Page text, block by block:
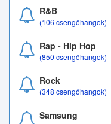
R&B
(106 csengőhangok)
Rap - Hip Hop
(850 csengőhangok)
Rock
(348 csengőhangok)
Samsung